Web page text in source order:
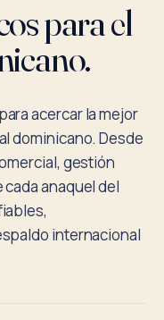
para el
acercar la mejor
dominicano. Desde
gestión
anaquel del
internacional